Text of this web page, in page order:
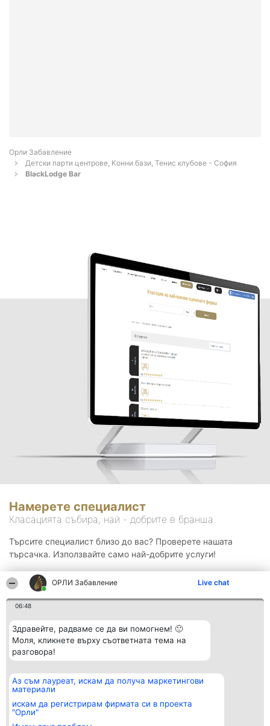
ОРЛИ Забавление Live chat
06:48
Здравейте, радваме се да ви помогнем! 🙂
Моля, кликнете върху съответната тема на
разговора!
Аз съм лауреат, искам да получа маркетингови
материали
искам да регистрирам фирмата си в проекта
"Орли"
Орли Забавление
Детски парти центрове, Конни бази, Тенис клубове - София
BlackLodge Bar
Намерете специалист
Класацията събира, най - добрите в бранша.
Търсите специалист близо до вас? Проверете нашата
търсачка. Използвайте само най-добрите услуги!
Организатор на
класиране
BulevardulAleea Timișul De
Sus Nr. 2, Bl. A30, Sc. A, Et.
Класация
всички
Контакти